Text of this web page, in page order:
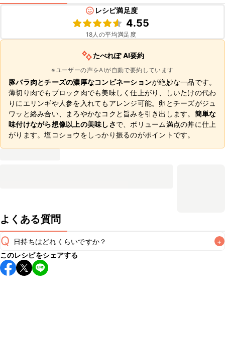
レシピ満足度
4.55
18人の平均満足度
たべれぽ AI要約
※ユーザーの声をAIが自動で要約しています
豚バラ肉とチーズの濃厚なコンビネーションが絶妙な一品です。
薄切り肉でもブロック肉でも美味しく仕上がり、しいたけの代わ
りにエリンギや人参を入れてもアレンジ可能。卵とチーズがジュ
ワッと絡み合い、まろやかなコクと旨みを引き出します。 簡単な
味付けながら想像以上の美味しさで、ボリューム満点の丼に仕上
がります。塩コショウをしっかり振るのがポイントです。
よくある質問
Q 日持ちはどれくらいですか？ +
こちらのレシピは出来たてをお召し上がりいただくことをお
すすめします。
このレシピをシェアする